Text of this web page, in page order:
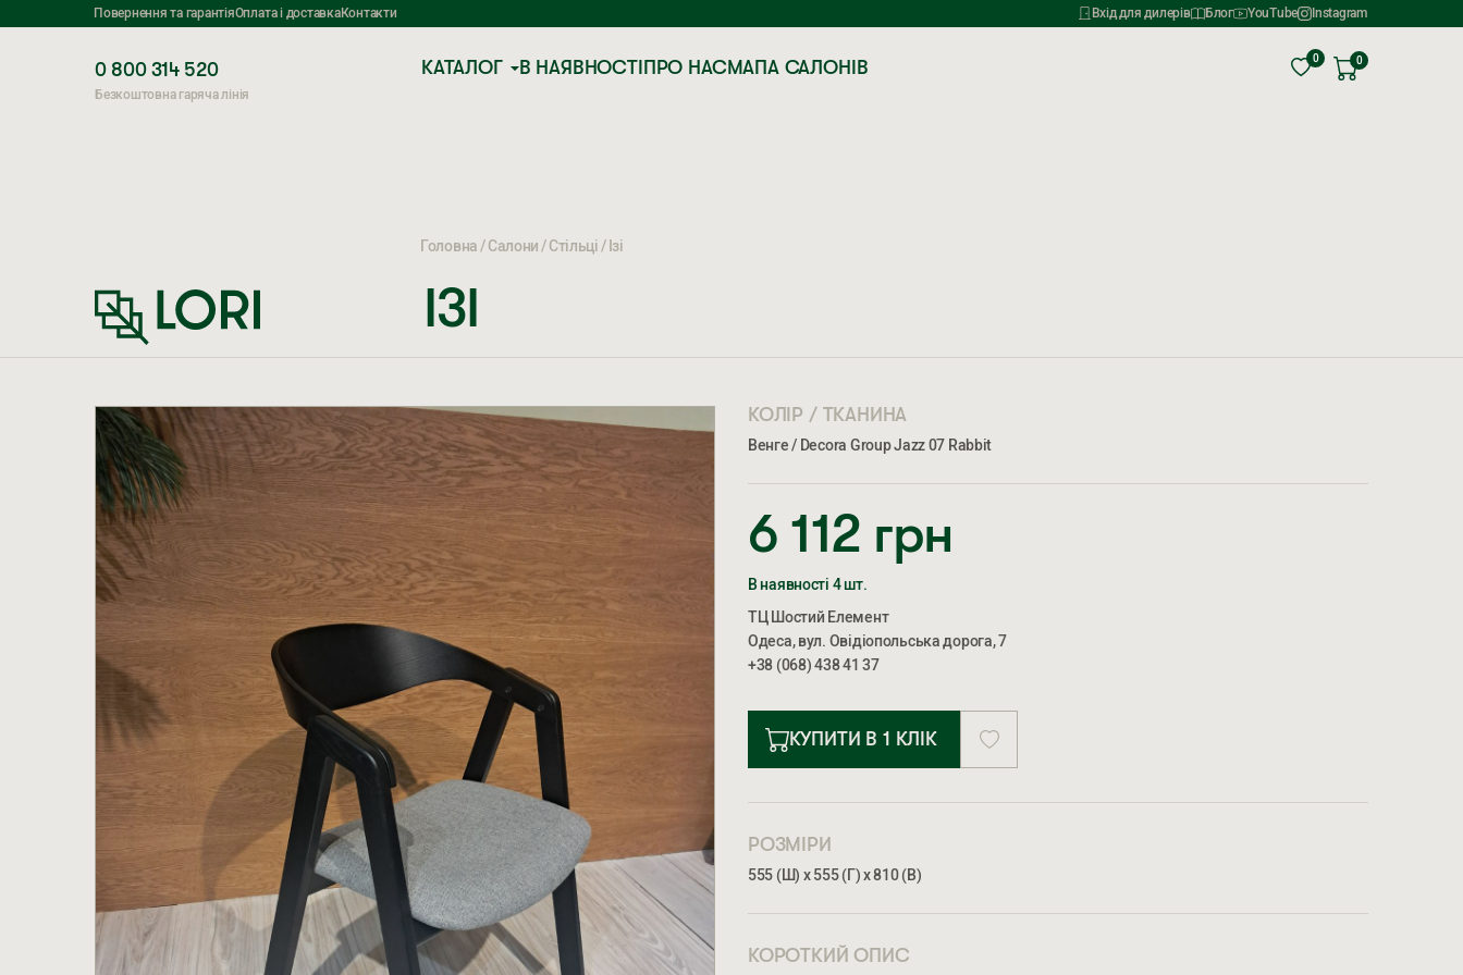
Повернення та гарантіяОплата і доставкаКонтакти Вхід для дилерів Блог YouTube Instagram
0 800 314 520
Безкоштовна гаряча лінія
КАТАЛОГ В НАЯВНОСТІ ПРО НАСМАПА САЛОНІВ 0 0
Головна Салони Стільці Ізі
ІЗІ
КОЛІР / ТКАНИНА
Венге / Decora Group Jazz 07 Rabbit
6 112 грн
В наявності 4 шт.
ТЦ Шостий Елемент
Одеса, вул. Овідіопольська дорога, 7
+38 (068) 438 41 37
КУПИТИ В 1 КЛІК
РОЗМІРИ
555 (Ш) х 555 (Г) х 810 (В)
КОРОТКИЙ ОПИС